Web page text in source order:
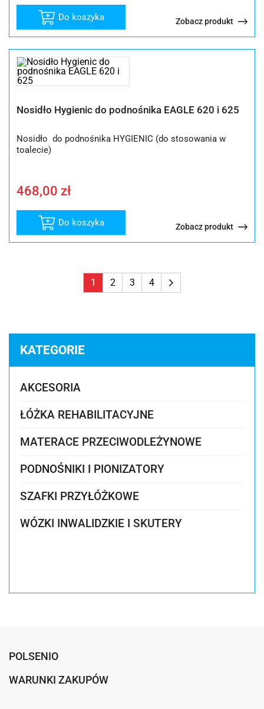
KATEGORIE
AKCESORIA
ŁÓŻKA REHABILITACYJNE
MATERACE PRZECIWODLEŻYNOWE
MATERACE PRZECIWODLEŻYNOWE
PASYWNE
PODNOŚNIKI I PIONIZATORY
SZAFKI PRZYŁÓŻKOWE
WÓZKI INWALIDZKIE I SKUTERY
Do koszyka Zobacz produkt
Nosidło Hygienic do podnośnika EAGLE 620 i 625
Nosidło do podnośnika HYGIENIC (do stosowania w
toalecie)
468,00 zł
Do koszyka Zobacz produkt
1 2 3 4
POLSENIO
WARUNKI ZAKUPÓW